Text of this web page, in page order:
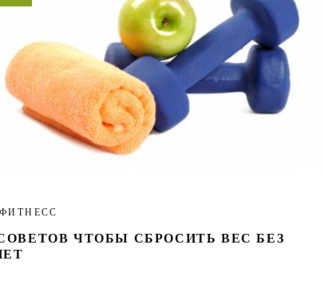
ФИТНЕСС
ЧТОБЫ СБРОСИТЬ ВЕС БЕЗ